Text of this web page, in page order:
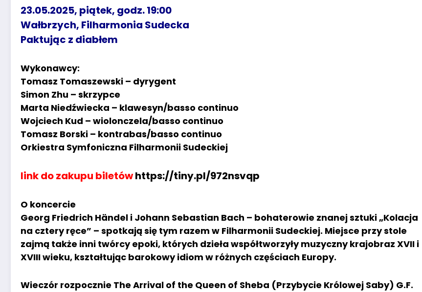
23.05.2025, piątek, godz. 19:00
Wałbrzych, Filharmonia Sudecka
Paktując z diabłem
Wykonawcy:
Tomasz Tomaszewski – dyrygent
Simon Zhu – skrzypce
Marta Niedźwiecka – klawesyn/basso continuo
Wojciech Kud – wiolonczela/basso continuo
Tomasz Borski – kontrabas/basso continuo
Orkiestra Symfoniczna Filharmonii Sudeckiej
link do zakupu biletówhttps://tiny.pl/972nsvqp
O koncercie
Georg Friedrich Händel i Johann Sebastian Bach – bohaterowie znanej sztuki „Kolacja
na cztery ręce” – spotkają się tym razem w Filharmonii Sudeckiej. Miejsce przy stole
zajmą także inni twórcy epoki, których dzieła współtworzyły muzyczny krajobraz XVII i
XVIII wieku, kształtując barokowy idiom w różnych częściach Europy.
Wieczór rozpocznie The Arrival of the Queen of Sheba (Przybycie Królowej Saby) G.F.